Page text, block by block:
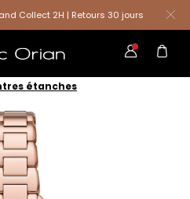
Collect 2H | Retours 30 jours
étanches